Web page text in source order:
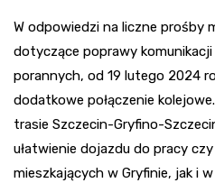
W odpowiedzi na liczne prośby
dotyczące poprawy
porannych, od 19 lutego 2024
dodatkowe połączenie
trasie Szczecin-Gryfino-
ułatwienie dojazdu do pracy
mieszkających w Gryfinie, jak i